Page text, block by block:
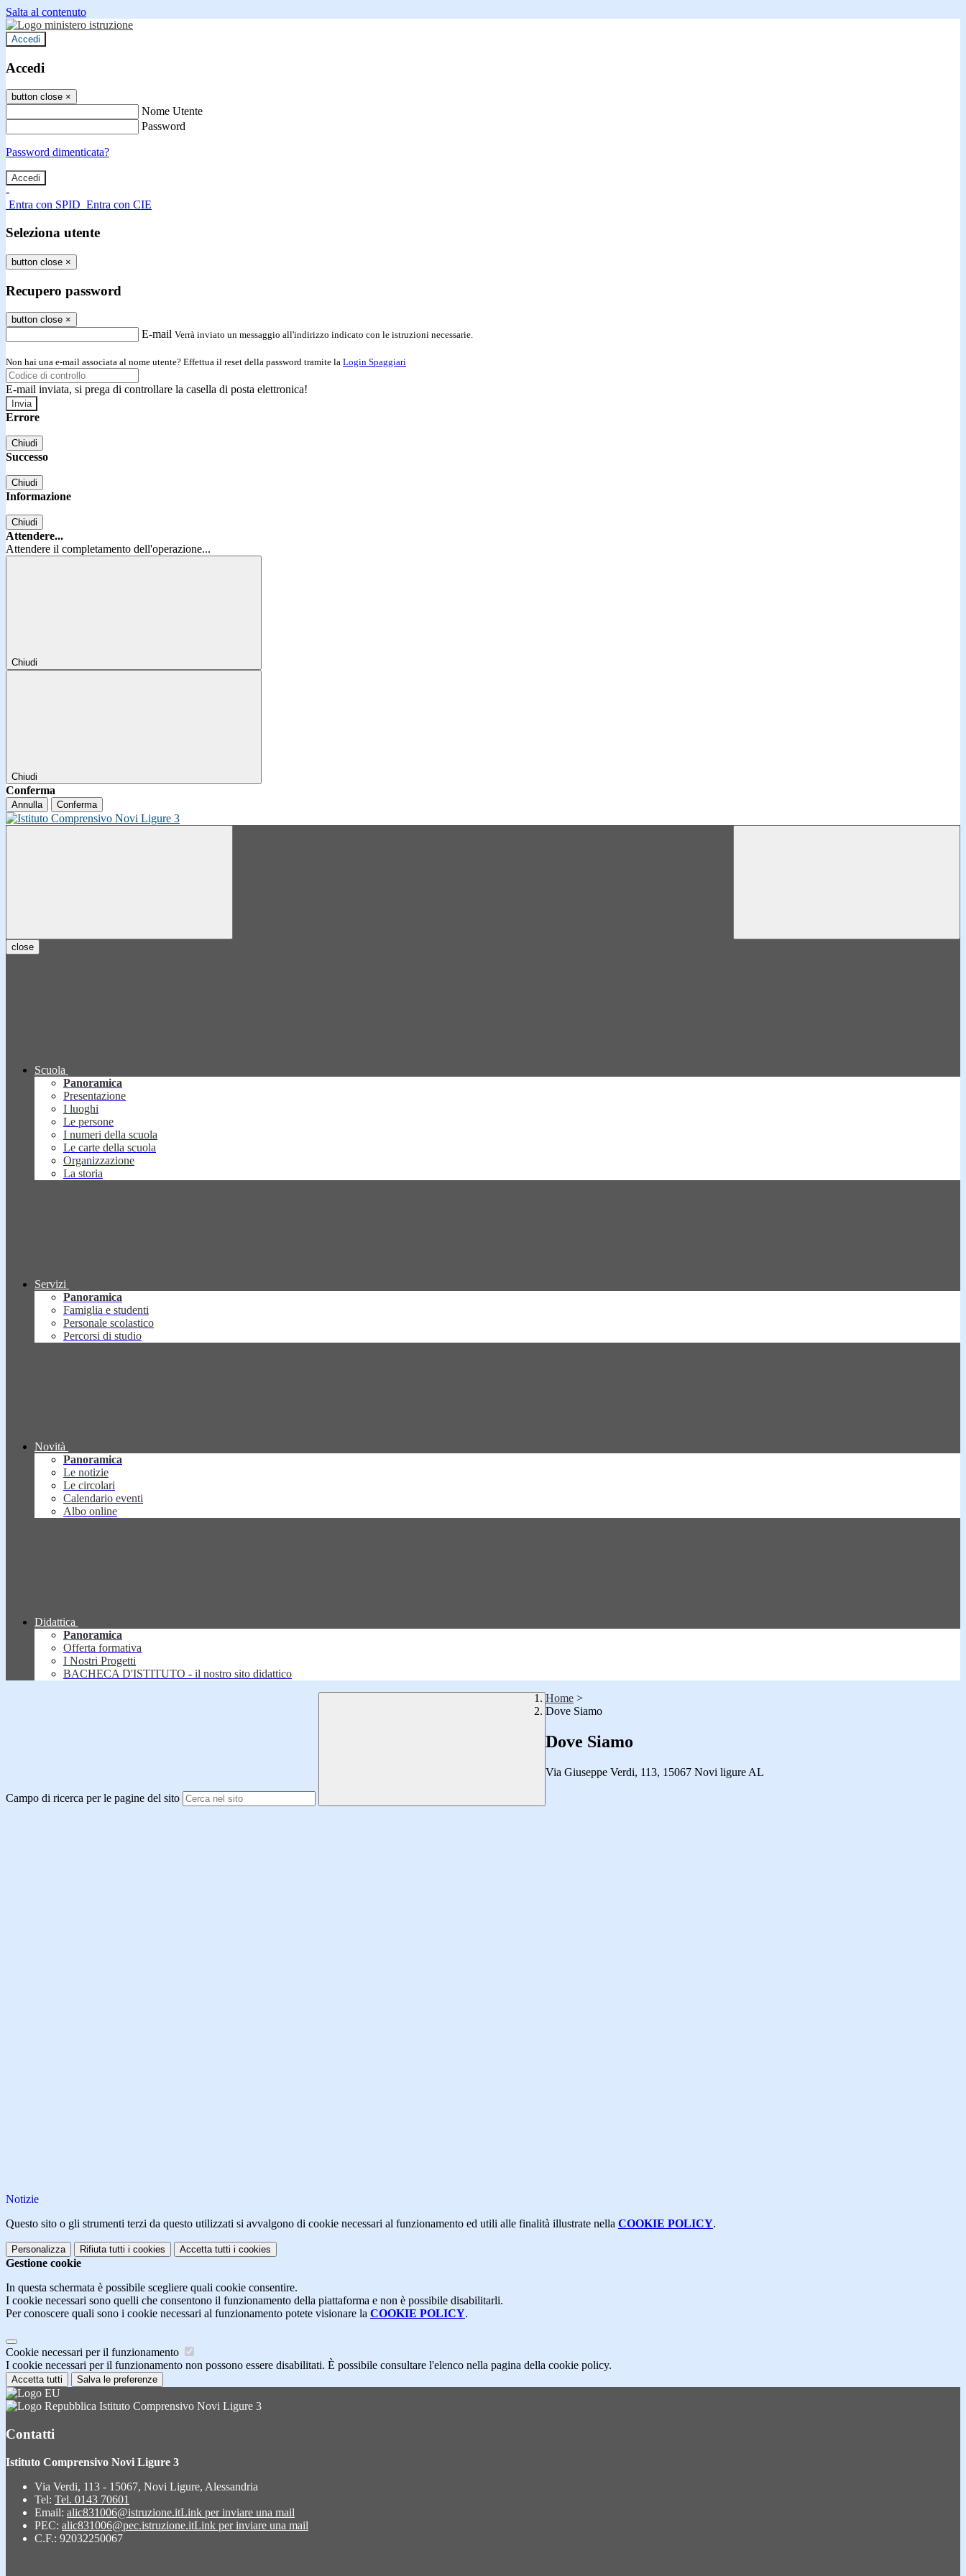
Salta al contenuto
Accedi
Accedi
button close ×
Nome Utente
Password
Password dimenticata?
-
Entra con SPID Entra con CIE
Seleziona utente
button close ×
Recupero password
button close ×
E-mail Verrà inviato un messaggio all'indirizzo indicato con le istruzioni necessarie.
Non hai una e-mail associata al nome utente? Effettua il reset della password tramite la Login Spaggiari
E-mail inviata, si prega di controllare la casella di posta elettronica!
Errore
Chiudi
Successo
Chiudi
Informazione
Chiudi
Attendere...
Attendere il completamento dell'operazione...
Chiudi
Chiudi
Conferma
Annulla Conferma
close
Scuola
Panoramica
Presentazione
I luoghi
Le persone
I numeri della scuola
Le carte della scuola
Organizzazione
La storia
Servizi
Panoramica
Famiglia e studenti
Personale scolastico
Percorsi di studio
Novità
Panoramica
Le notizie
Le circolari
Calendario eventi
Albo online
Didattica
Panoramica
Offerta formativa
I Nostri Progetti
BACHECA D'ISTITUTO - il nostro sito didattico
Campo di ricerca per le pagine del sito
Home >
Dove Siamo
Dove Siamo
Via Giuseppe Verdi, 113, 15067 Novi ligure AL
Notizie
Questo sito o gli strumenti terzi da questo utilizzati si avvalgono di cookie necessari al funzionamento ed utili alle finalità illustrate nella COOKIE POLICY.
Personalizza Rifiuta tutti i cookies Accetta tutti i cookies
Gestione cookie
In questa schermata è possibile scegliere quali cookie consentire.
I cookie necessari sono quelli che consentono il funzionamento della piattaforma e non è possibile disabilitarli.
Per conoscere quali sono i cookie necessari al funzionamento potete visionare la COOKIE POLICY.
Cookie necessari per il funzionamento
I cookie necessari per il funzionamento non possono essere disabilitati. È possibile consultare l'elenco nella pagina della cookie policy.
Accetta tutti Salva le preferenze
Istituto Comprensivo Novi Ligure 3
Contatti
Istituto Comprensivo Novi Ligure 3
Via Verdi, 113 - 15067, Novi Ligure, Alessandria
Tel: Tel. 0143 70601
Email: alic831006@istruzione.itLink per inviare una mail
PEC: alic831006@pec.istruzione.itLink per inviare una mail
C.F.: 92032250067